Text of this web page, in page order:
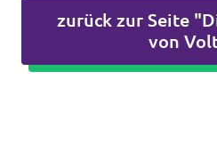
zurück zur Seite
von